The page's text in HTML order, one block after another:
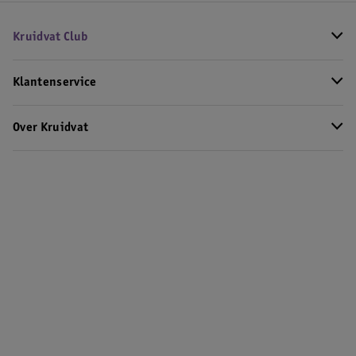
Kruidvat Club
Klantenservice
Over Kruidvat